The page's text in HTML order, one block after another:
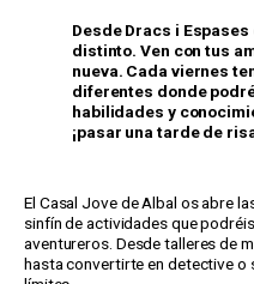
Desde Dracs i
distinto. Ven con tus
nueva. Cada viernes
diferentes donde
habilidades y
¡pasar una tarde de
El Casal Jove de Albal os abre
sinfín de actividades que
aventureros. Desde talleres de
hasta convertirte en detective o